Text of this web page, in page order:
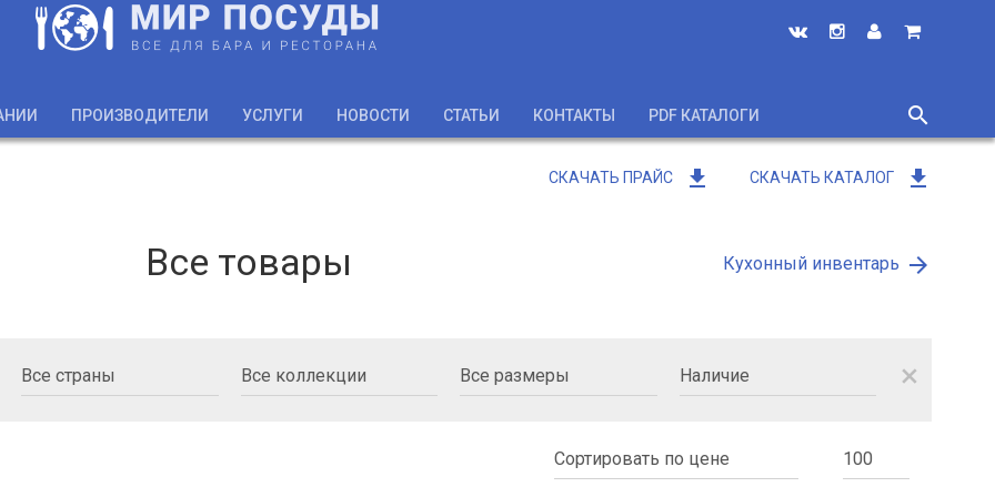
ПРОИЗВОДИТЕЛИ УСЛУГИ НОВОСТИ СТАТЬИ КОНТАКТЫ PDF КАТАЛОГИ
search
close
СКАЧАТЬ ПРАЙС get_app СКАЧАТЬ КАТАЛОГ get_app
Все товары Кухонный инвентарь arrow_forward
close